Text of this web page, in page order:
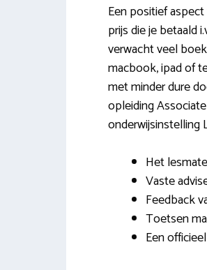
Een positief
prijs die je betaald
verwacht veel
macbook, ipad of
met minder dure
opleiding
onderwijsinstelling
Het
Vaste
Feedback
Toetsen
Een